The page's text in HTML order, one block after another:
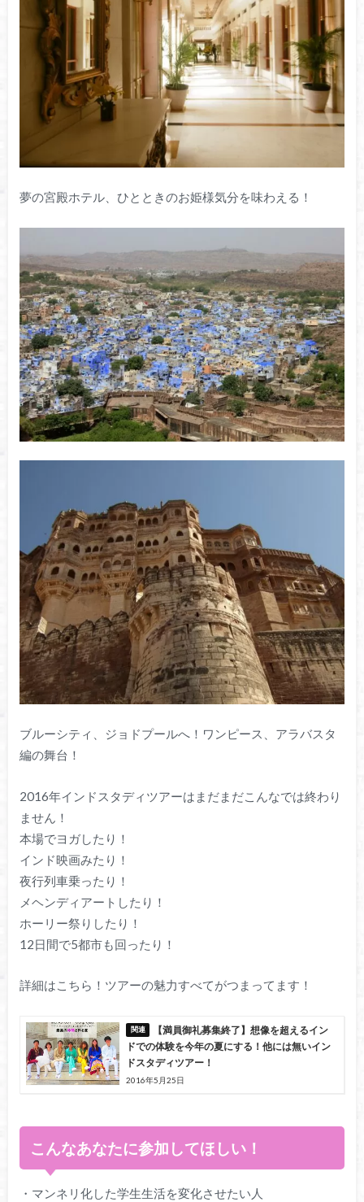
夢の宮殿ホテル、ひとときのお姫様気分を味わえる！
ブルーシティ、ジョドプールへ！ワンピース、アラバスタ
編の舞台！
2016年インドスタディツアーはまだまだこんなでは終わり
ません！
本場でヨガしたり！
インド映画みたり！
夜行列車乗ったり！
メヘンディアートしたり！
ホーリー祭りしたり！
12日間で5都市も回ったり！
詳細はこちら！ツアーの魅力すべてがつまってます！
【満員御礼募集終了】想像を超えるイン
ドでの体験を今年の夏にする！他には無いイン
ドスタディツアー！
2016年5月25日
こんなあなたに参加してほしい！
・マンネリ化した学生生活を変化させたい人